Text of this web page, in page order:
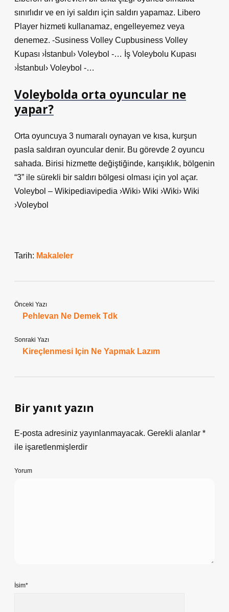
sınırlıdır ve en iyi saldırı için saldırı yapamaz. Libero
Player hizmeti kullanamaz, engelleyemez veya
denemez. -Susiness Volley Cupbusiness Volley
Kupası ›İstanbul› Voleybol -… İş Voleybolu Kupası
›İstanbul› Voleybol -…
Voleybolda orta oyuncular ne
yapar?
Orta oyuncuya 3 numaralı oynayan ve kısa, kurşun
pasla saldıran oyuncular denir. Bu görevde 2 oyuncu
sahada. Birisi hizmette değiştiğinde, karışıklık, bölgenin
“3” ile sürekli bir saldırı bölgesi olması için yol açar.
Voleybol – Wikipediavipedia ›Wiki› Wiki ›Wiki› Wiki
›Voleybol
Tarih: Makaleler
Önceki Yazı
Pehlevan Ne Demek Tdk
Sonraki Yazı
Kireçlenmesi Için Ne Yapmak Lazım
Bir yanıt yazın
E-posta adresiniz yayınlanmayacak. Gerekli alanlar *
ile işaretlenmişlerdir
Yorum
İsim*